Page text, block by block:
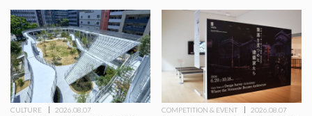
CULTURE 2026.08.07 COMPETITION & EVENT 2026.08.07